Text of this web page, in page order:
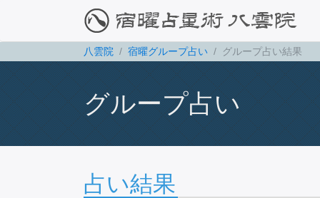
八雲院 宿曜グループ占い グループ占い結果
グループ占い
占い結果